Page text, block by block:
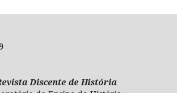
Discente de História